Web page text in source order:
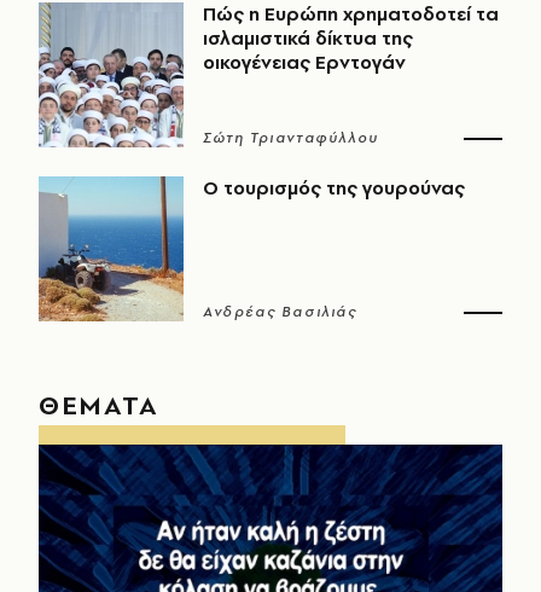
Πώς η Ευρώπη χρηματοδοτεί τα
ισλαμιστικά δίκτυα της
οικογένειας Ερντογάν
Σώτη Τριανταφύλλου
Ο τουρισμός της γουρούνας
Ανδρέας Βασιλιάς
ΘΕΜΑΤΑ